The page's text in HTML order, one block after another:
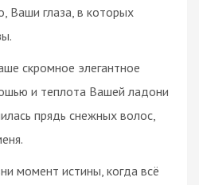
Ваши глаза, в которых
скромное элегантное
и теплота Вашей ладони
прядь снежных волос,
момент истины, когда всё